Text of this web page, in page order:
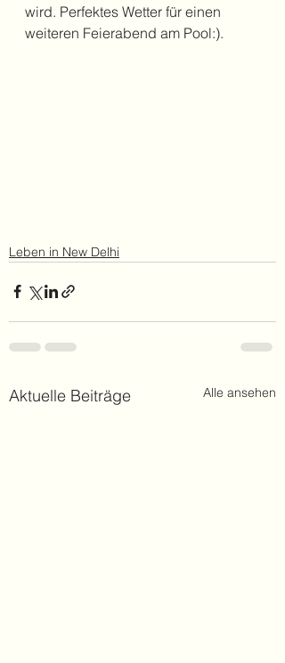
wird. Perfektes Wetter für einen
weiteren Feierabend am Pool:).
Leben in New Delhi
Aktuelle Beiträge Alle ansehen